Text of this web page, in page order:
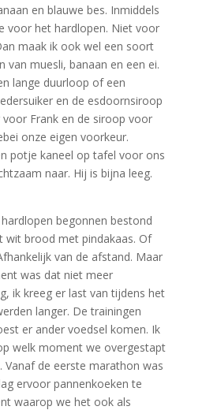
en blauwe bes. Inmiddels
voor het hardlopen. Niet voor
maak ik ook wel een soort
van muesli, banaan en een ei.
lange duurloop of een
en de esdoornsiroop
Frank en de siroop voor
onze eigen voorkeur.
potje kaneel op tafel voor ons
naar. Hij is bijna leeg.
begonnen bestond
wit brood met pindakaas. Of
van de afstand. Maar
was dat niet meer
ik kreeg er last van tijdens het
langer. De trainingen
er ander voedsel komen. Ik
welk moment we overgestapt
Vanaf de eerste marathon was
ervoor pannenkoeken te
waarop we het ook als